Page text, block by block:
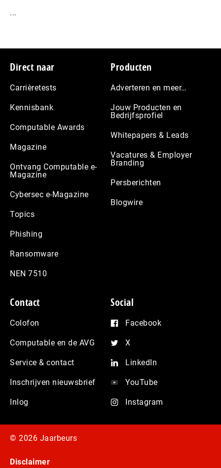
...
Footer
Direct naar
Carrièretests
Kennisbank
Computable Awards
Magazine
Ontvang Computable e-
Magazine
Cybersec e-Magazine
Topics
Phishing
Ransomware
NEN 7510
Producten
Adverteren en meer…
Jouw Producten en
Bedrijfsprofiel
Whitepapers & Leads
Vacatures & Employer
Branding
Persberichten
Blogwire
Contact
Colofon
Computable en de AVG
Service & contact
Inschrijven nieuwsbrief
Inlog
Social
Facebook
X
LinkedIn
YouTube
Instagram
© 2026 Jaarbeurs
Disclaimer